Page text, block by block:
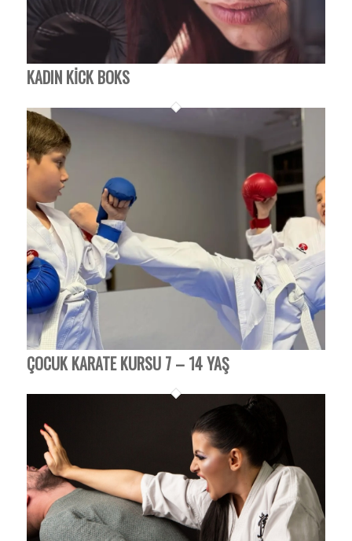
KADIN KICK BOKS
ÇOCUK KARATE KURSU 7 – 14 YAŞ